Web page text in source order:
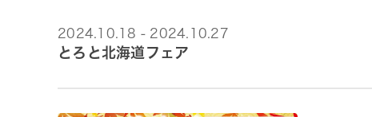
2024.10.18 - 2024.10.27
とろと北海道フェア